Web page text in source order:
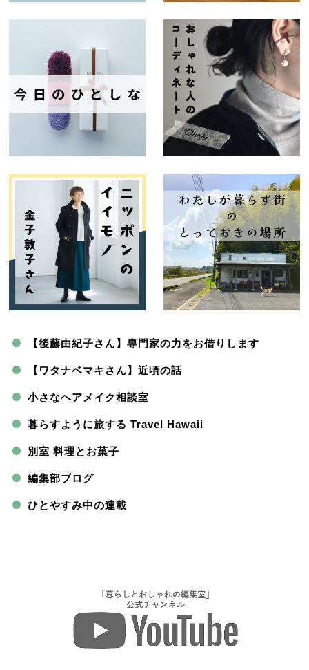
【後藤由紀子さん】専門家の力をお借りします
【ワタナベマキさん】近頃の話
小さなヘアメイク相談室
暮らすように旅する Travel Hawaii
別室 料理とお菓子
編集部ブログ
ひとやすみ中の連載